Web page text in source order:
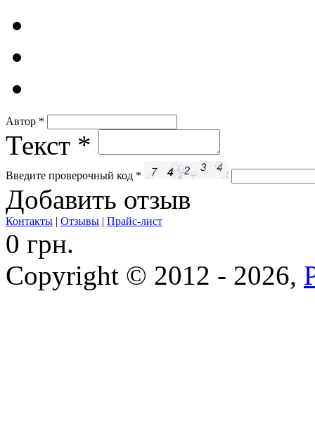
Автор *
Текст *
Введите проверочный код *
Добавить отзыв
Контакты | Отзывы | Прайс-лист
0 грн.
Copyright © 2012 - 2026,